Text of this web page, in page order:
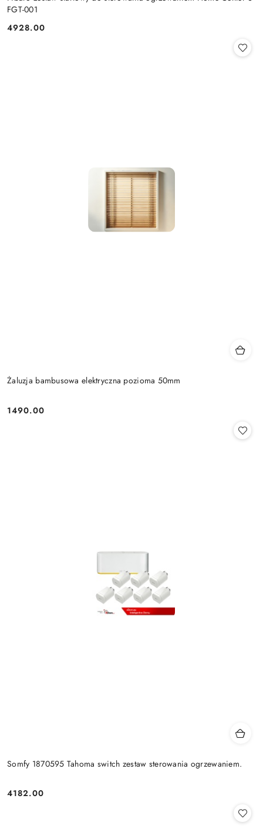
FGT-001
Cena:
4928.00
Żaluzja bambusowa elektryczna pozioma 50mm
Cena:
1490.00
Somfy 1870595 Tahoma switch zestaw sterowania ogrzewaniem.
Cena:
4182.00